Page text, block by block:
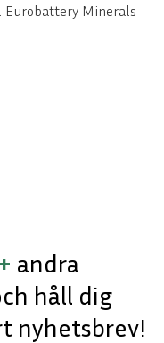
Minerals
andra
håll dig
nyhetsbrev!